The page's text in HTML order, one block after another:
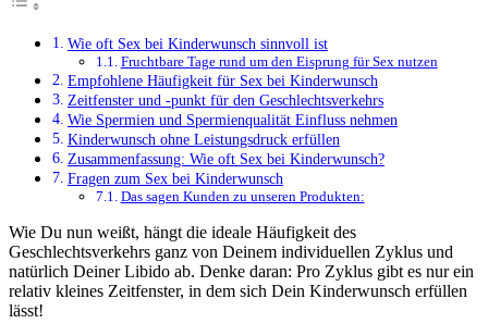
Wie oft Sex bei Kinderwunsch sinnvoll ist
Fruchtbare Tage rund um den Eisprung für Sex nutzen
Empfohlene Häufigkeit für Sex bei Kinderwunsch
Zeitfenster und -punkt für den Geschlechtsverkehrs
Wie Spermien und Spermienqualität Einfluss nehmen
Kinderwunsch ohne Leistungsdruck erfüllen
Zusammenfassung: Wie oft Sex bei Kinderwunsch?
Fragen zum Sex bei Kinderwunsch
Das sagen Kunden zu unseren Produkten:
Wie Du nun weißt, hängt die ideale Häufigkeit des
Geschlechtsverkehrs ganz von Deinem individuellen Zyklus und
natürlich Deiner Libido ab. Denke daran: Pro Zyklus gibt es nur ein
relativ kleines Zeitfenster, in dem sich Dein Kinderwunsch erfüllen
lässt!